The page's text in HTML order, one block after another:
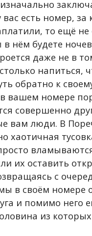
вас есть номер,
то ещё не
нём будете
даже не в
напиться,
обратно к
вашем номере
совершенно
вам люди. В
хаотичная
их оставить
с
в своём номере
и помимо него
из